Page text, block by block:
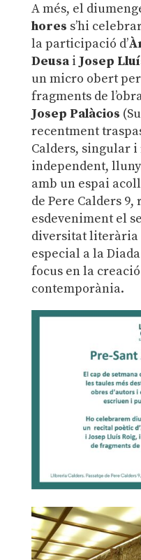
A més, el
hores s’hi
la participació d’
Deusai Josep
un micro obert
fragments de
Josep Palàcios
recentment
Calders, singular
independent,
amb un espai
de Pere Calders
esdeveniment el
diversitat
especial a la
focus en la
contemporània.